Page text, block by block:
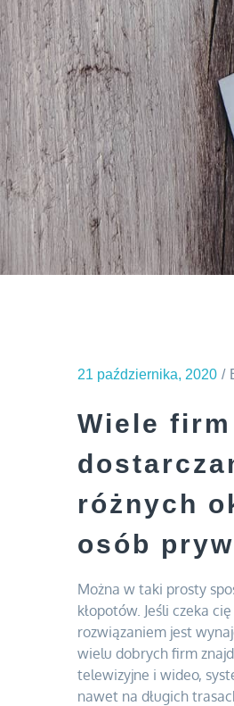
21 października, 2020
Wiele
różnych
osób
Można w taki prosty
kłopotów. Jeśli czeka
rozwiązaniem jest
wielu dobrych firm
telewizyjne i wideo,
nawet na długich